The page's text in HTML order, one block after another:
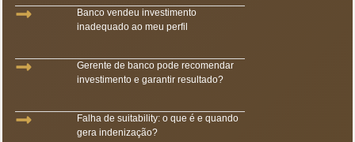
Banco vendeu investimento
inadequado ao meu perfil
Gerente de banco pode recomendar
investimento e garantir resultado?
Falha de suitability: o que é e quando
gera indenização?